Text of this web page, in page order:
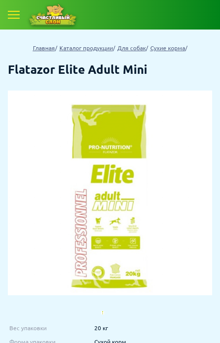
Главная Каталог продукции Для собак Сухие корма
Flatazor Elite Adult Mini
Вес упаковки 20 кг
Форма упаковки Сухой корм